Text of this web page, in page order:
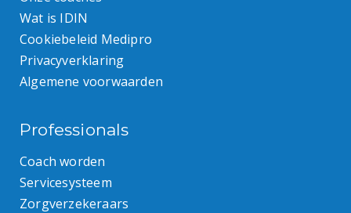
Wat is IDIN
Cookiebeleid Medipro
Privacyverklaring
Algemene voorwaarden
Professionals
Coach worden
Servicesysteem
Zorgverzekeraars